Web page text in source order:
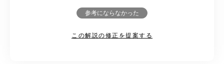
参考にならなかった
この解説の修正を提案する